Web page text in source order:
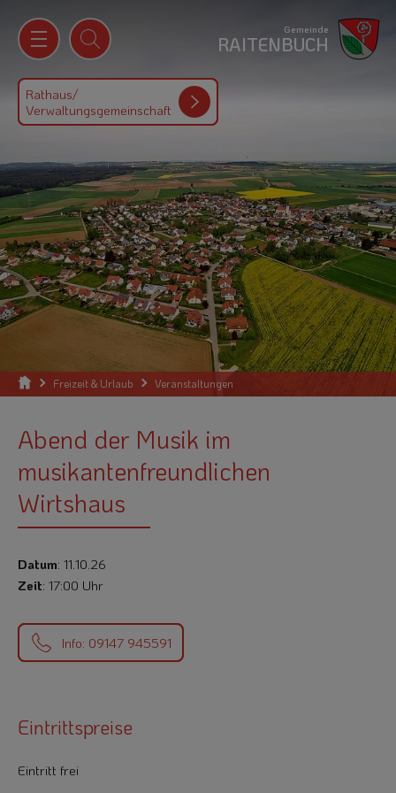
Gemeinde
RAITENBUCH
Rathaus/
Verwaltungsgemeinschaft
Freizeit & Urlaub Veranstaltungen
Abend der Musik im
musikantenfreundlichen
Wirtshaus
Datum: 11.10.26
Zeit: 17:00 Uhr
Info: 09147 945591
Eintrittspreise
Eintritt frei